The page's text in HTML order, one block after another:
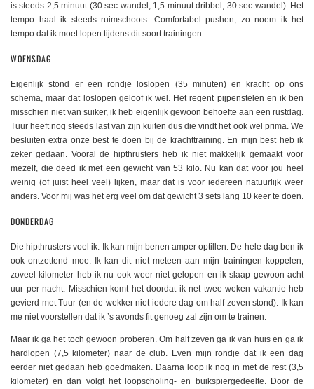
is steeds 2,5 minuut (30 sec wandel, 1,5 minuut dribbel, 30 sec wandel). Het
tempo haal ik steeds ruimschoots. Comfortabel pushen, zo noem ik het
tempo dat ik moet lopen tijdens dit soort trainingen.
WOENSDAG
Eigenlijk stond er een rondje loslopen (35 minuten) en kracht op ons
schema, maar dat loslopen geloof ik wel. Het regent pijpenstelen en ik ben
misschien niet van suiker, ik heb eigenlijk gewoon behoefte aan een rustdag.
Tuur heeft nog steeds last van zijn kuiten dus die vindt het ook wel prima. We
besluiten extra onze best te doen bij de krachttraining. En mijn best heb ik
zeker gedaan. Vooral de hipthrusters heb ik niet makkelijk gemaakt voor
mezelf, die deed ik met een gewicht van 53 kilo. Nu kan dat voor jou heel
weinig (of juist heel veel) lijken, maar dat is voor iedereen natuurlijk weer
anders. Voor mij was het erg veel om dat gewicht 3 sets lang 10 keer te doen.
DONDERDAG
Die hipthrusters voel ik. Ik kan mijn benen amper optillen. De hele dag ben ik
ook ontzettend moe. Ik kan dit niet meteen aan mijn trainingen koppelen,
zoveel kilometer heb ik nu ook weer niet gelopen en ik slaap gewoon acht
uur per nacht. Misschien komt het doordat ik net twee weken vakantie heb
gevierd met Tuur (en de wekker niet iedere dag om half zeven stond). Ik kan
me niet voorstellen dat ik ’s avonds fit genoeg zal zijn om te trainen.
Maar ik ga het toch gewoon proberen. Om half zeven ga ik van huis en ga ik
hardlopen (7,5 kilometer) naar de club. Even mijn rondje dat ik een dag
eerder niet gedaan heb goedmaken. Daarna loop ik nog in met de rest (3,5
kilometer) en dan volgt het loopscholing- en buikspiergedeelte. Door de